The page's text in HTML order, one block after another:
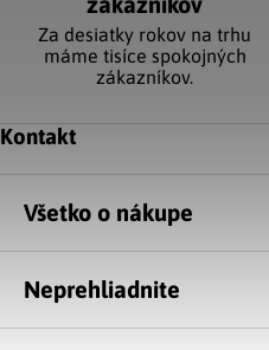
Za desiatky rokov na trhu
máme tisíce spokojných
zákazníkov.
Zápätie
Kontakt
Všetko o nákupe
Neprehliadnite